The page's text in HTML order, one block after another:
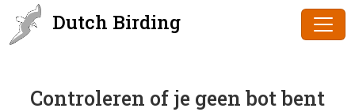
Dutch Birding
Controleren of je geen bot bent